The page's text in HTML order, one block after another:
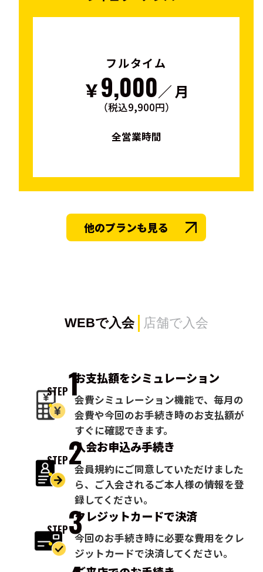
フルタイム
￥9,000／ 月
（税込9,900円）
全営業時間
他のプランも見る
WEBで入会 店舗で入会
STEP1お支払額をシミュレーション
会費シミュレーション機能で、毎月の
会費や今回のお手続き時のお支払額が
すぐに確認できます。
STEP2入会お申込み手続き
会員規約にご同意していただけました
ら、ご入会されるご本人様の情報を登
録してください。
STEP3クレジットカードで決済
今回のお手続き時に必要な費用をクレ
ジットカードで決済してください。